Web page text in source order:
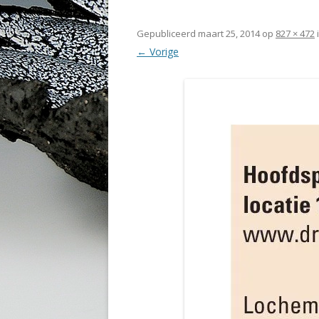
Gepubliceerd maart 25, 2014op 827 × 472
← Vorige